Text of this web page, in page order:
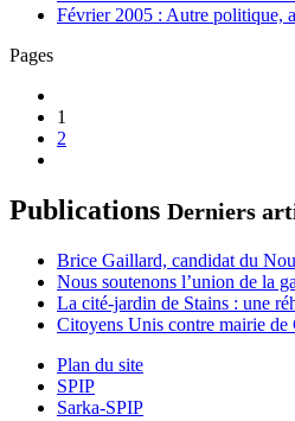
Février 2005 : Autre politique,
Pages
1
2
Publications Derniers
Brice Gaillard, candidat du
Nous soutenons l’union de la
La cité-jardin de Stains : une
Citoyens Unis contre mairie
Plan du site
SPIP
Sarka-SPIP